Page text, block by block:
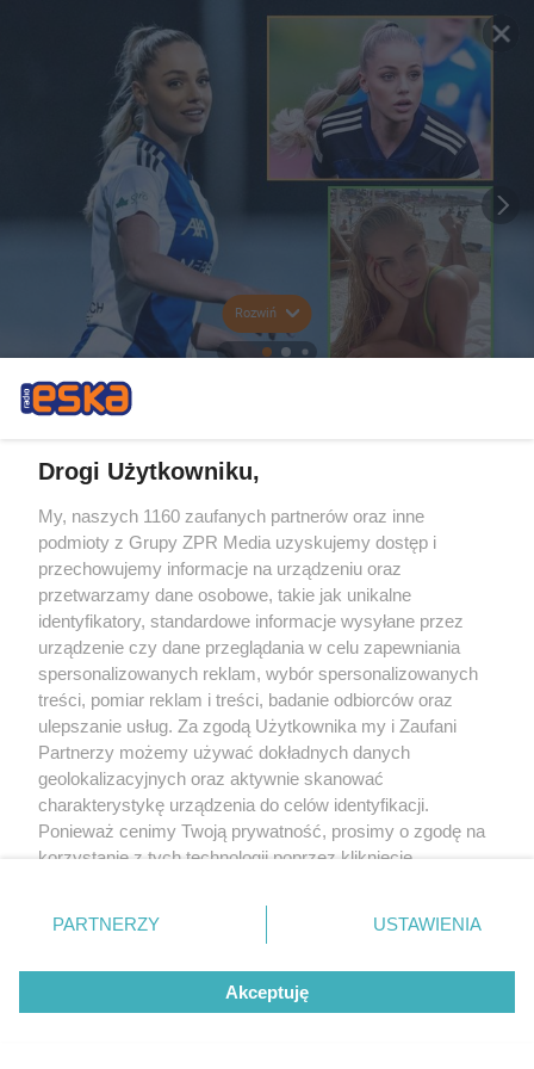
Rozwiń
Drogi Użytkowniku,
My, naszych 1160 zaufanych partnerów oraz inne
podmioty z Grupy ZPR Media uzyskujemy dostęp i
przechowujemy informacje na urządzeniu oraz
przetwarzamy dane osobowe, takie jak unikalne
identyfikatory, standardowe informacje wysyłane przez
urządzenie czy dane przeglądania w celu zapewniania
spersonalizowanych reklam, wybór spersonalizowanych
treści, pomiar reklam i treści, badanie odbiorców oraz
ulepszanie usług. Za zgodą Użytkownika my i Zaufani
Partnerzy możemy używać dokładnych danych
geolokalizacyjnych oraz aktywnie skanować
charakterystykę urządzenia do celów identyfikacji.
Ponieważ cenimy Twoją prywatność, prosimy o zgodę na
korzystanie z tych technologii poprzez kliknięcie
zmienić/wycofać klikając przycisk ustawień prywatności
znajdujący się w lewym dolnym rogu strony
rodzaje przetwarzania danych nie wymagają zgody
użytkownika, ale masz prawo sprzeciwić się takiemu
przetwarzaniu. Preferencje będą miały zastosowanie tylko
PARTNERZY USTAWIENIA
Akceptuję